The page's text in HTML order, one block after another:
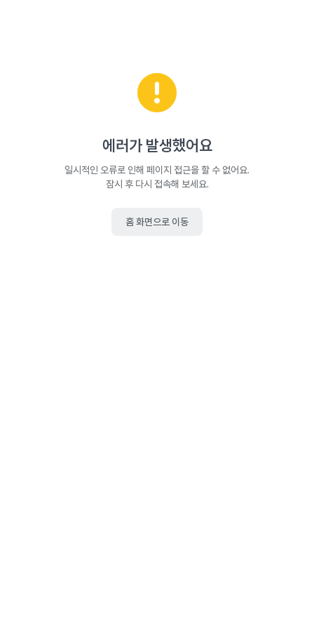
에러가 발생했어요
일시적인 오류로 인해 페이지 접근을 할 수 없어요.
잠시 후 다시 접속해 보세요.
홈 화면으로 이동